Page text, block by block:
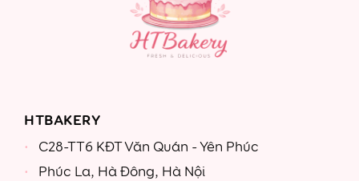
HTBAKERY
C28-TT6 KĐT Văn Quán - Yên Phúc
Phúc La, Hà Đông, Hà Nội